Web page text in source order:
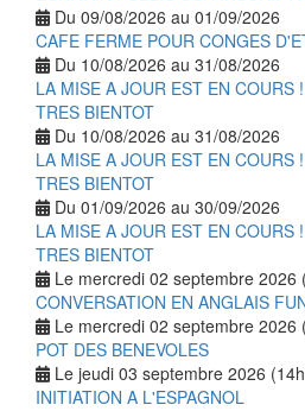
Du 09/08/2026 au 01/09/2026
CAFE FERME POUR CONGES
Du 10/08/2026 au 31/08/2026
LA MISE A JOUR EST EN COURS
TRES BIENTOT
Du 10/08/2026 au 31/08/2026
LA MISE A JOUR EST EN COURS
TRES BIENTOT
Du 01/09/2026 au 30/09/2026
LA MISE A JOUR EST EN COURS
TRES BIENTOT
Le mercredi 02 septembre 2026
CONVERSATION EN ANGLAIS
Le mercredi 02 septembre 2026
POT DES BENEVOLES
Le jeudi 03 septembre 2026
INITIATION A L'ESPAGNOL